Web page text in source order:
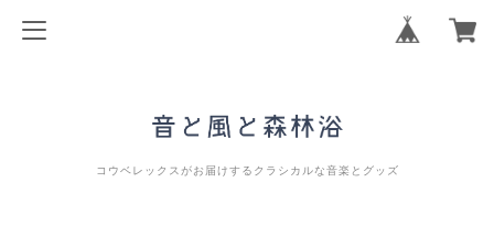
コウベレックスがお届けするクラシカルな音楽とグッズ